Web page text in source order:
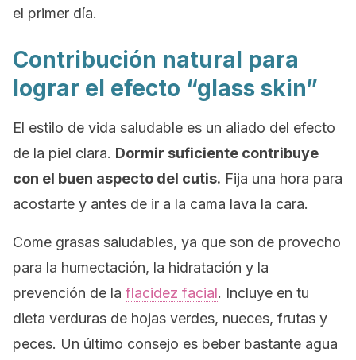
el primer día.
Contribución natural para
lograr el efecto “glass skin”
El estilo de vida saludable es un aliado del efecto
de la piel clara. Dormir suficiente contribuye
con el buen aspecto del cutis. Fija una hora para
acostarte y antes de ir a la cama lava la cara.
Come grasas saludables, ya que son de provecho
para la humectación, la hidratación y la
prevención de la flacidez facial. Incluye en tu
dieta verduras de hojas verdes, nueces, frutas y
peces. Un último consejo es beber bastante agua